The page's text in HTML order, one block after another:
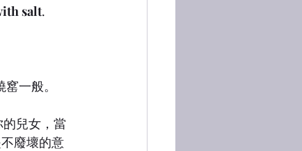
salt.
一般。
兒女，當
廢壞的意